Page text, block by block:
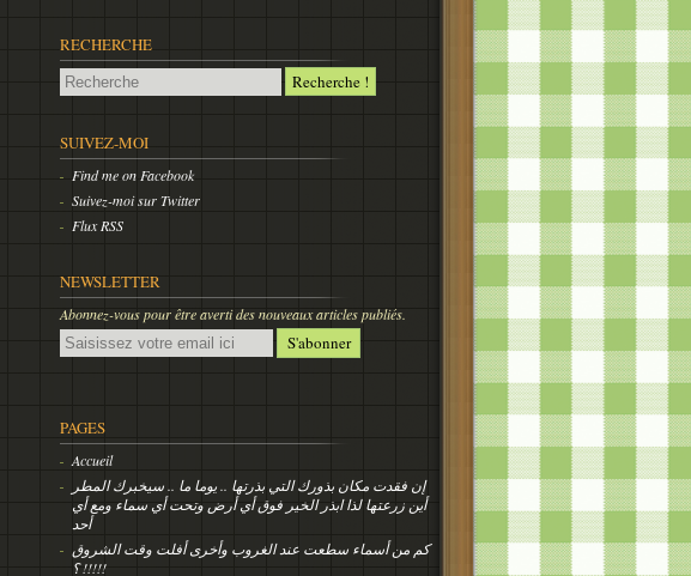
RECHERCHE
SUIVEZ-MOI
Find me on Facebook
Suivez-moi sur Twitter
Flux RSS
NEWSLETTER
Abonnez-vous pour être averti des nouveaux articles publiés.
Email
PAGES
Accueil
إن فقدت مكان بذورك التي بذرتها .. يوما ما .. سيخبرك المطر
أين زرعتها لذا ابذر الخير فوق أي أرض وتحت أي سماء ومع أي
أحد
كم من أسماء سطعت عند الغروب وأخرى أفلت وقت الشروق
!!!!! ؟